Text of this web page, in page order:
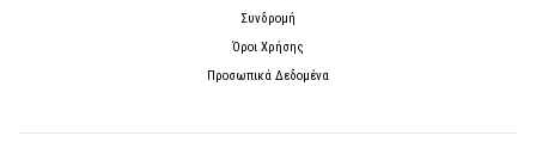
Συνδρομή
Όροι Χρήσης
Προσωπικά Δεδομένα